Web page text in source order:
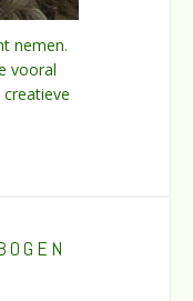
nemen.
vooral